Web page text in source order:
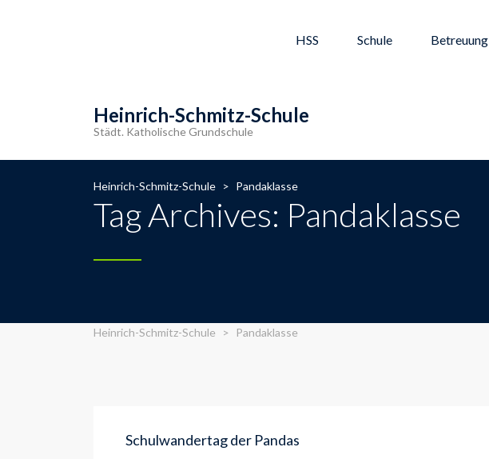
HSS Schule Betreuung
Heinrich-Schmitz-Schule
Städt. Katholische Grundschule
Heinrich-Schmitz-Schule > Pandaklasse
Tag Archives: Pandaklasse
Heinrich-Schmitz-Schule > Pandaklasse
Schulwandertag der Pandas